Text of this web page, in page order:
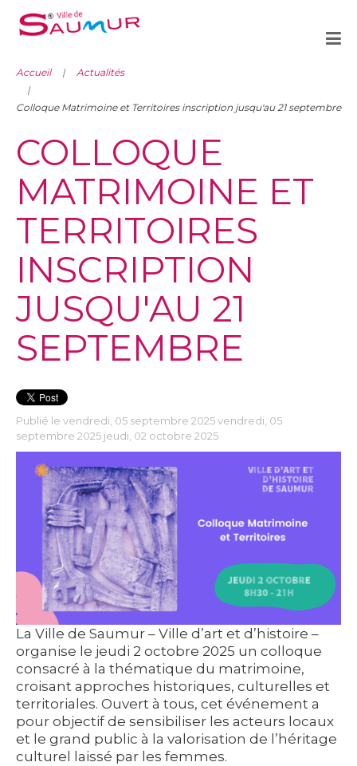
Accueil Actualités
Colloque Matrimoine et Territoires inscription jusqu'au 21 septembre
COLLOQUE
MATRIMOINE ET
TERRITOIRES
INSCRIPTION
JUSQU'AU 21
SEPTEMBRE
Publié le vendredi, 05 septembre 2025 vendredi, 05
septembre 2025 jeudi, 02 octobre 2025
La Ville de Saumur – Ville d’art et d’histoire –
organise le jeudi 2 octobre 2025 un colloque
consacré à la thématique du matrimoine,
croisant approches historiques, culturelles et
territoriales. Ouvert à tous, cet événement a
pour objectif de sensibiliser les acteurs locaux
et le grand public à la valorisation de l’héritage
culturel laissé par les femmes.